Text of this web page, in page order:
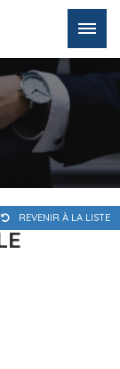
REVENIR À LA LISTE